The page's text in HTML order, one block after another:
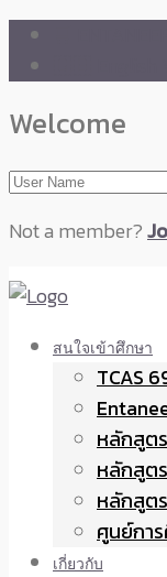
Welcome
Not a member?
สนใจเข้าศึกษา
TCAS
หลักสูต
หลักสูต
หลักสูต
ศูนย์กา
เกี่ยวกับ